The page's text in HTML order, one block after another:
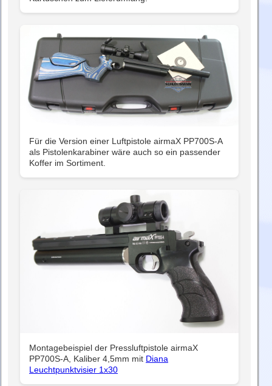
Für die Version einer Luftpistole airmaX PP700S-A
als Pistolenkarabiner wäre auch so ein passender
Koffer im Sortiment.
Montagebeispiel der Pressluftpistole airmaX
PP700S-A, Kaliber 4,5mm mit Diana
Leuchtpunktvisier 1x30